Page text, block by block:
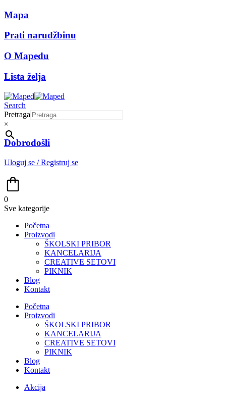
Mapa
Prati narudžbinu
O Mapedu
Lista želja
Search
Pretraga
×
Dobrodošli
Uloguj se / Registruj se
0
Sve kategorije
Početna
Proizvodi
ŠKOLSKI PRIBOR
KANCELARIJA
CREATIVE SETOVI
PIKNIK
Blog
Kontakt
Početna
Proizvodi
ŠKOLSKI PRIBOR
KANCELARIJA
CREATIVE SETOVI
PIKNIK
Blog
Kontakt
Akcija